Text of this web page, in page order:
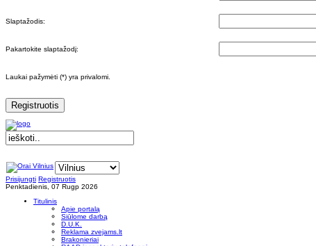
Slaptažodis:
Pakartokite slaptažodį:
Laukai pažymėti (*) yra privalomi.
Registruotis
Prisijungti Registruotis
Penktadienis, 07 Rugp 2026
Titulinis
Apie portalą
Siūlome darbą
D.U.K.
Reklama zvejams.lt
Brakonieriai